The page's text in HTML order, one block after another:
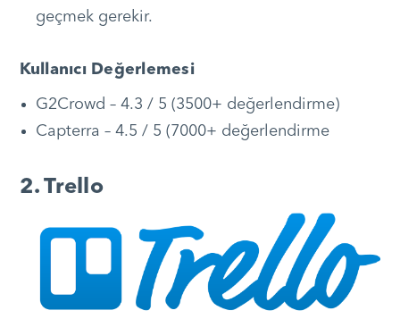
geçmek gerekir.
Kullanıcı Değerlemesi
G2Crowd – 4.3 / 5 (3500+ değerlendirme)
Capterra – 4.5 / 5 (7000+ değerlendirme
2. Trello